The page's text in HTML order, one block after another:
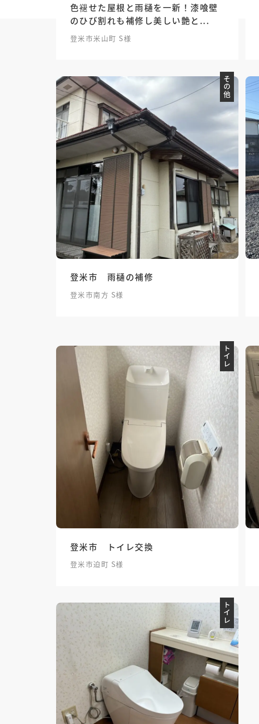
色褪せた屋根と雨樋を一新！漆喰壁
のひび割れも補修し美しい艶と...
登米市米山町 S様
その他
登米市 雨樋の補修
登米市南方 S様
トイレ
登米市 トイレ交換
登米市迫町 S様
トイレ